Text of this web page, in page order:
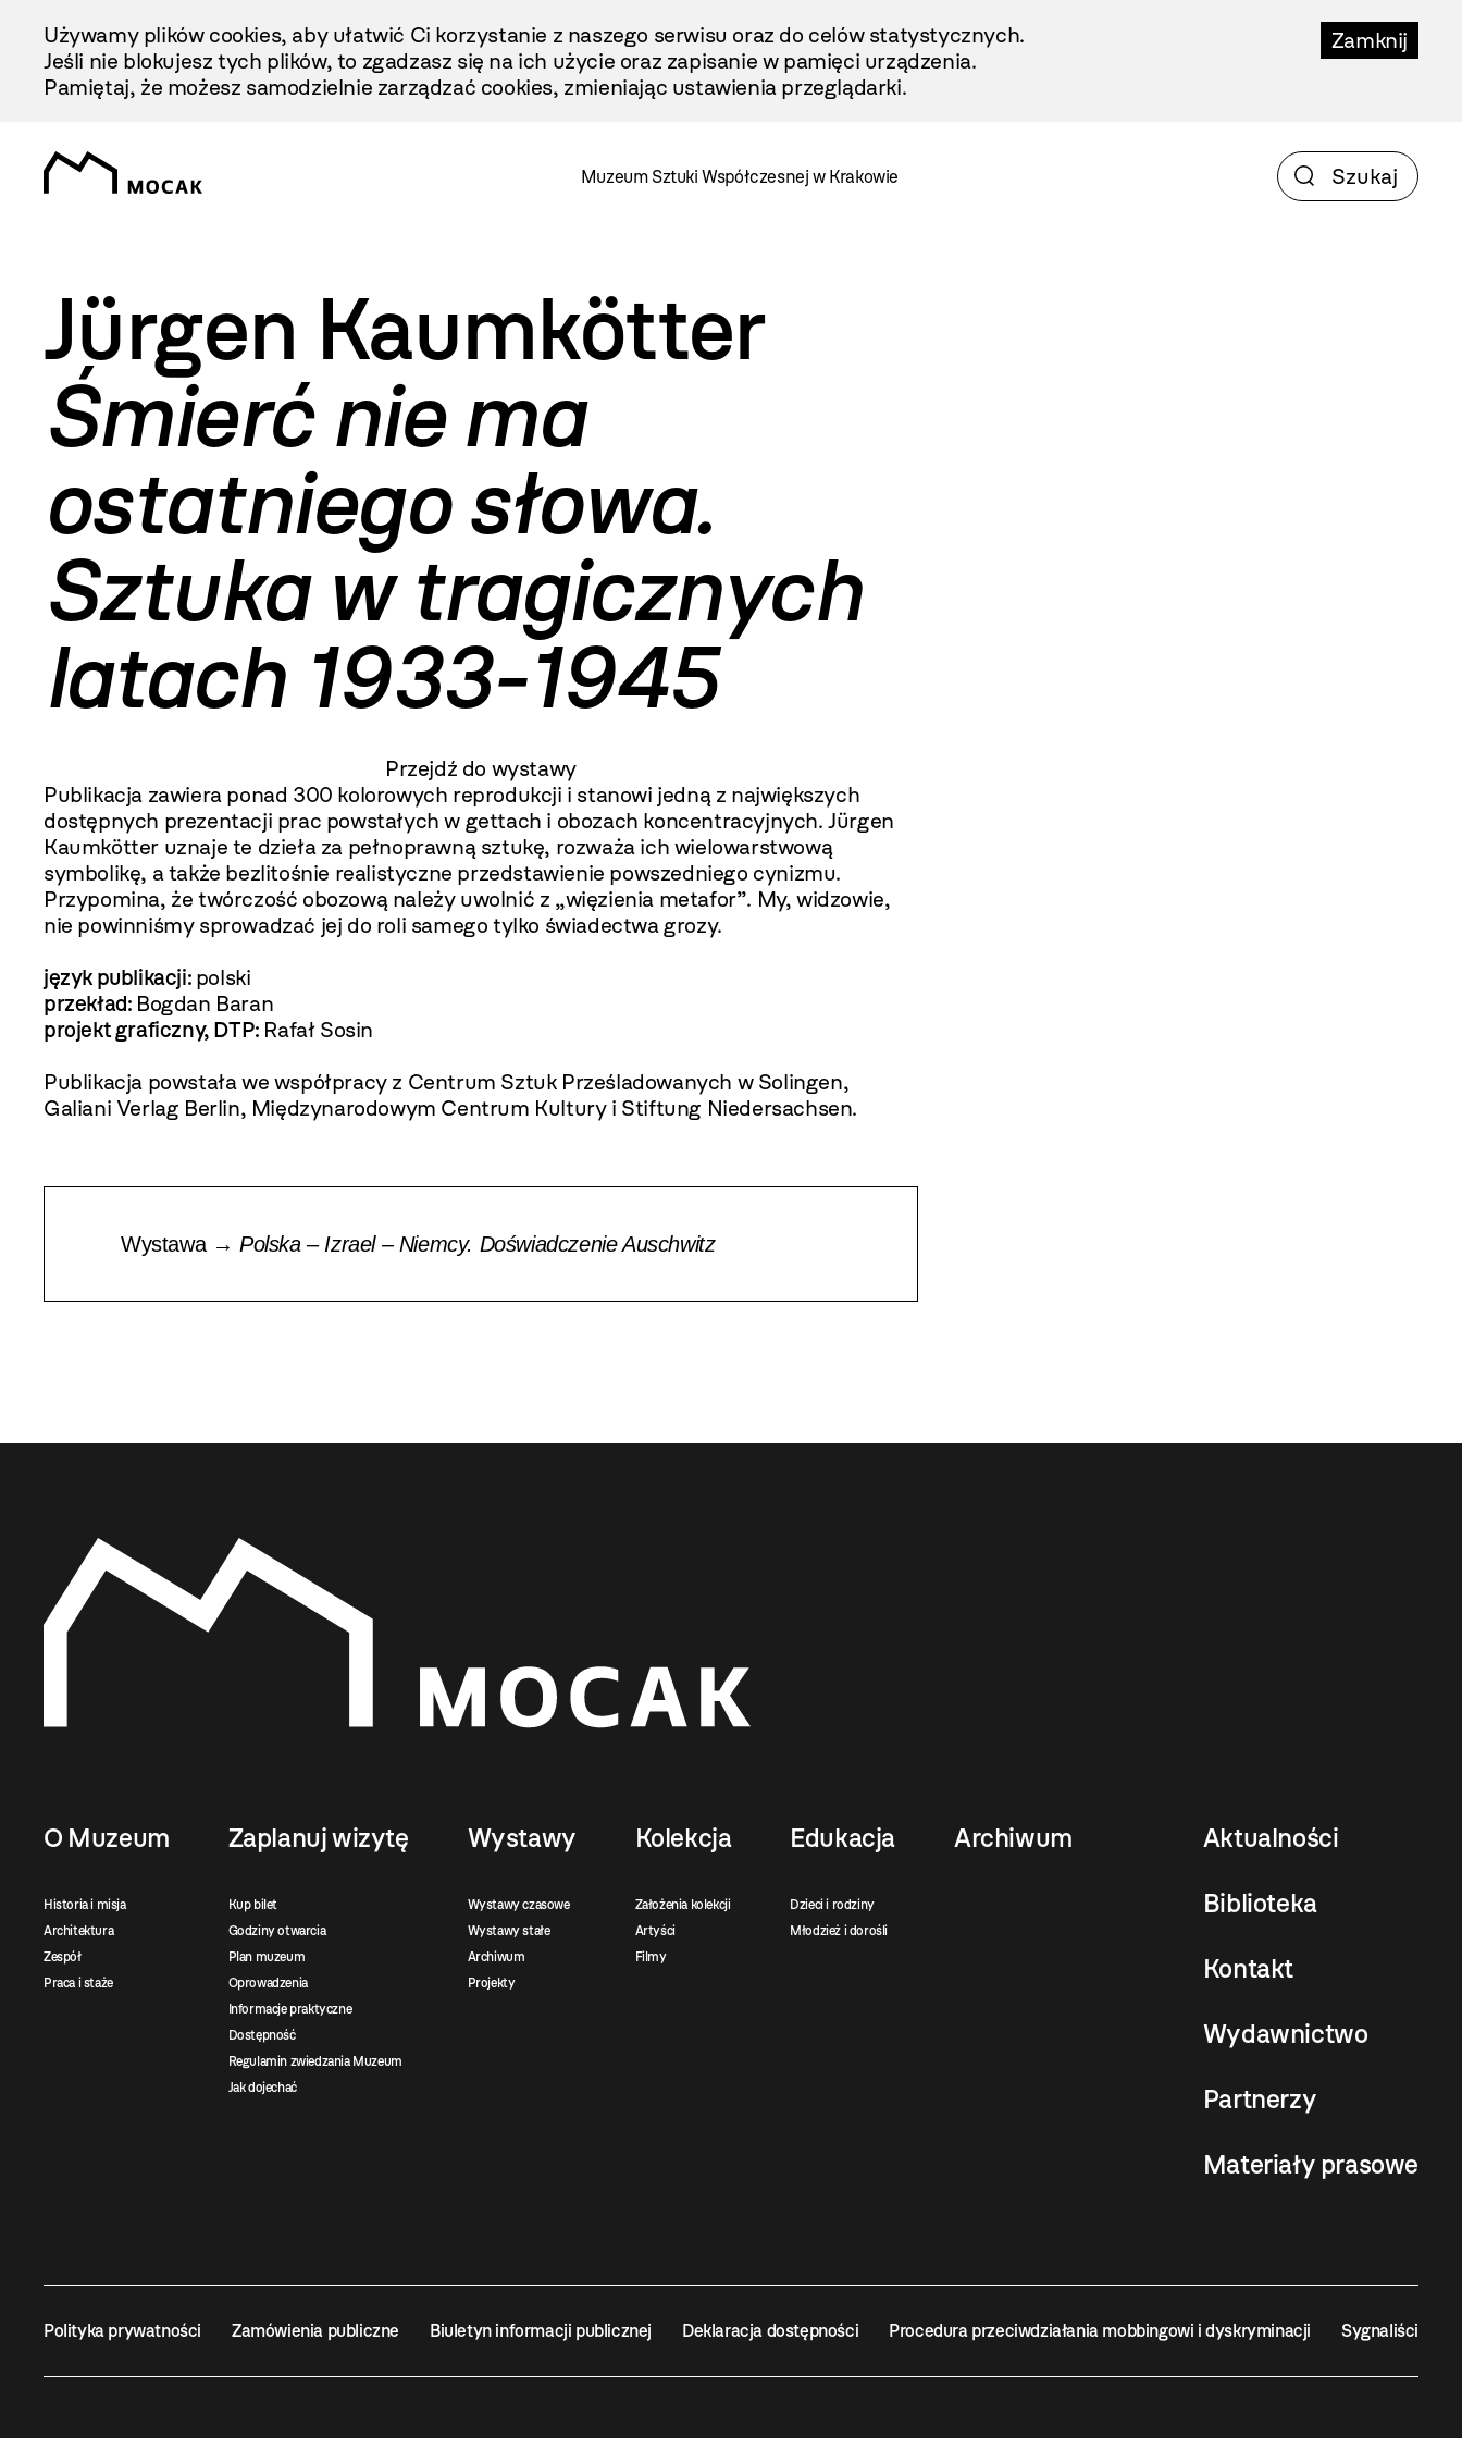
Treści
Zamknij
Używamy plików cookies, aby ułatwić Ci korzystanie z naszego serwisu oraz do celów statystycznych.
Jeśli nie blokujesz tych plików, to zgadzasz się na ich użycie oraz zapisanie w pamięci urządzenia.
Pamiętaj, że możesz samodzielnie zarządzać cookies, zmieniając ustawienia przeglądarki.
Muzeum Sztuki Współczesnej w Krakowie
Jürgen Kaumkötter
Śmierć nie ma
ostatniego słowa.
Sztuka w tragicznych
latach 1933-1945
Przejdź do wystawy
Publikacja zawiera ponad 300 kolorowych reprodukcji i stanowi jedną z największych
dostępnych prezentacji prac powstałych w gettach i obozach koncentracyjnych. Jürgen
Kaumkötter uznaje te dzieła za pełnoprawną sztukę, rozważa ich wielowarstwową
symbolikę, a także bezlitośnie realistyczne przedstawienie powszedniego cynizmu.
Przypomina, że twórczość obozową należy uwolnić z „więzienia metafor”. My, widzowie,
nie powinniśmy sprowadzać jej do roli samego tylko świadectwa grozy.
język publikacji: polski
przekład: Bogdan Baran
projekt graficzny, DTP: Rafał Sosin
Publikacja powstała we współpracy z Centrum Sztuk Prześladowanych w Solingen,
Galiani Verlag Berlin, Międzynarodowym Centrum Kultury i Stiftung Niedersachsen.
Wystawa → Polska – Izrael – Niemcy. Doświadczenie Auschwitz
O Muzeum
Historia i misja
Architektura
Zespół
Praca i staże
Zaplanuj wizytę
Kup bilet
Godziny otwarcia
Plan muzeum
Oprowadzenia
Informacje praktyczne
Dostępność
Regulamin zwiedzania Muzeum
Jak dojechać
Wystawy
Wystawy czasowe
Wystawy stałe
Archiwum
Projekty
Kolekcja
Założenia kolekcji
Artyści
Filmy
Edukacja
Dzieci i rodziny
Młodzież i dorośli
Archiwum Aktualności
Biblioteka
Kontakt
Wydawnictwo
Partnerzy
Materiały prasowe
Polityka prywatności Zamówienia publiczne Biuletyn informacji publicznej Deklaracja dostępności Procedura przeciwdziałania mobbingowi i dyskryminacji Sygnaliści